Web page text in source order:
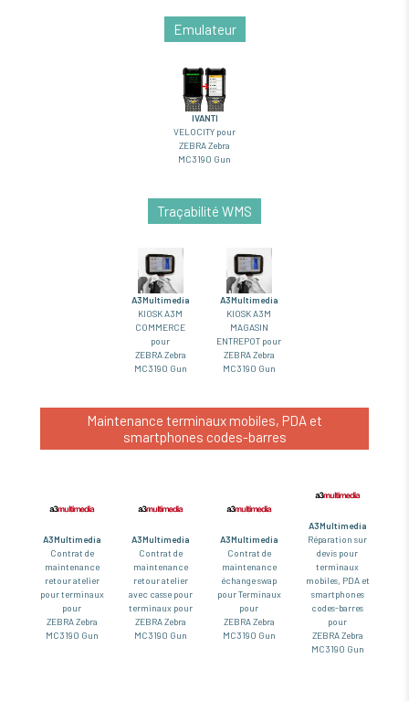
Emulateur
IVANTI
VELOCITY pour
ZEBRA Zebra
MC3190 Gun
Traçabilité WMS
A3Multimedia
KIOSK A3M
COMMERCE
pour
ZEBRA Zebra
MC3190 Gun
A3Multimedia
KIOSK A3M
MAGASIN
ENTREPOT pour
ZEBRA Zebra
MC3190 Gun
Maintenance terminaux mobiles, PDA et
smartphones codes-barres
A3Multimedia
Contrat de
maintenance
retour atelier
pour terminaux
pour
ZEBRA Zebra
MC3190 Gun
A3Multimedia
Contrat de
maintenance
retour atelier
avec casse pour
terminaux pour
ZEBRA Zebra
MC3190 Gun
A3Multimedia
Contrat de
maintenance
échange swap
pour Terminaux
pour
ZEBRA Zebra
MC3190 Gun
A3Multimedia
Réparation sur
devis pour
terminaux
mobiles, PDA et
smartphones
codes-barres
pour
ZEBRA Zebra
MC3190 Gun